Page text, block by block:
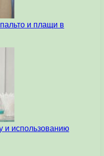
и плащи в
и использованию